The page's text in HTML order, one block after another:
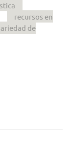
recursos en
de